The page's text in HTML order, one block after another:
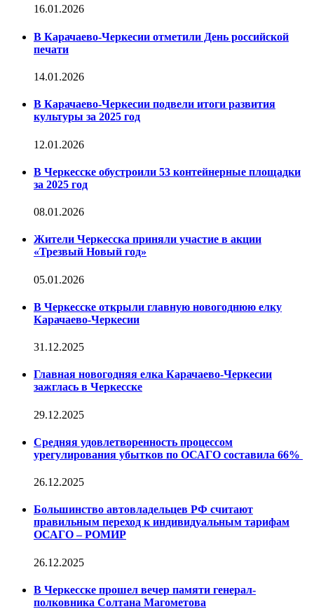
16.01.2026
В Карачаево-Черкесии отметили День российской
печати
14.01.2026
В Карачаево-Черкесии подвели итоги развития
культуры за 2025 год
12.01.2026
В Черкесске обустроили 53 контейнерные площадки
за 2025 год
08.01.2026
Жители Черкесска приняли участие в акции
«Трезвый Новый год»
05.01.2026
В Черкесске открыли главную новогоднюю елку
Карачаево-Черкесии
31.12.2025
Главная новогодняя елка Карачаево-Черкесии
зажглась в Черкесске
29.12.2025
Средняя удовлетворенность процессом
урегулирования убытков по ОСАГО составила 66%
26.12.2025
Большинство автовладельцев РФ считают
правильным переход к индивидуальным тарифам
ОСАГО – РОМИР
26.12.2025
В Черкесске прошел вечер памяти генерал-
полковника Солтана Магометова